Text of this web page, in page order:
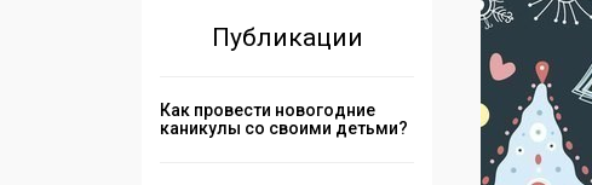
Публикации
Как провести новогодние
каникулы со своими детьми?